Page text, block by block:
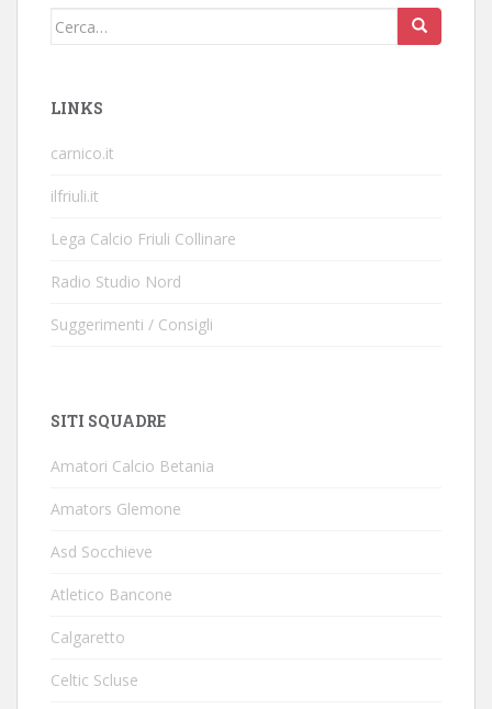
Cerca:
LINKS
carnico.it
ilfriuli.it
Lega Calcio Friuli Collinare
Radio Studio Nord
Suggerimenti / Consigli
SITI SQUADRE
Amatori Calcio Betania
Amators Glemone
Asd Socchieve
Atletico Bancone
Calgaretto
Celtic Scluse